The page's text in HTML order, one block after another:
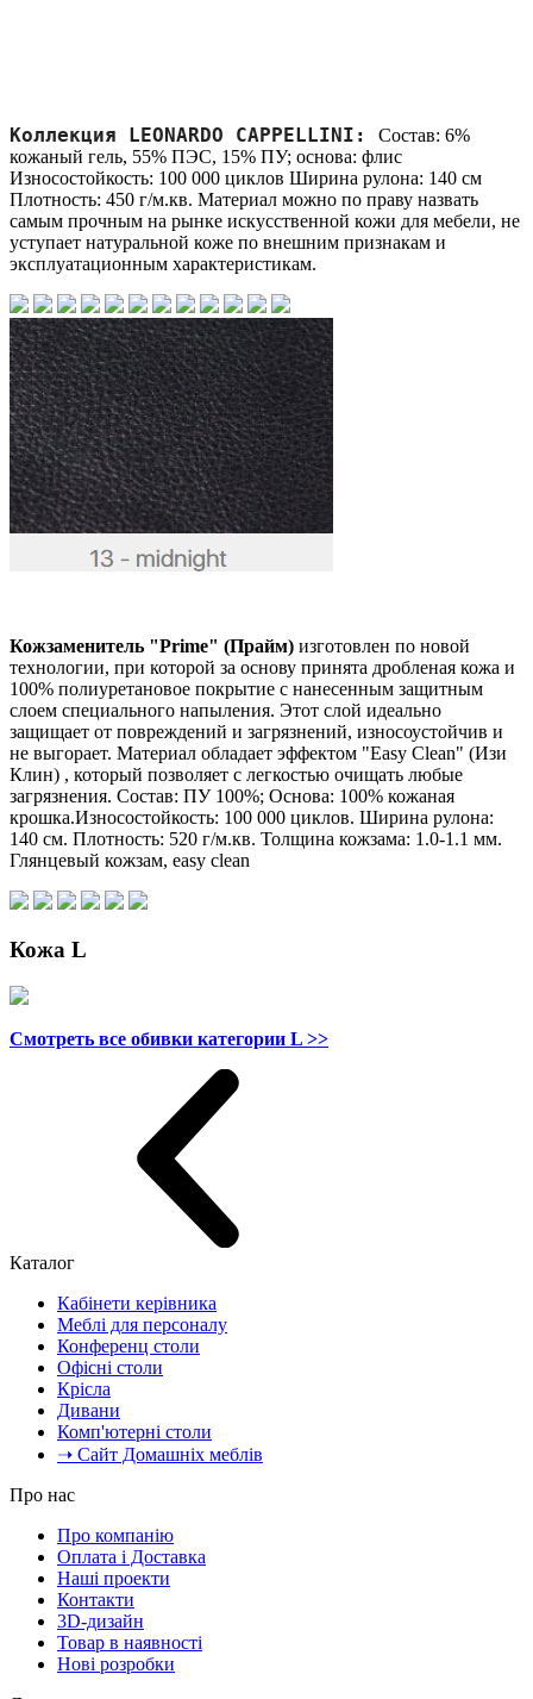
Коллекция LEONARDO CAPPELLINI:
Состав: 6%
кожаный гель, 55% ПЭС, 15% ПУ; основа: флис
Износостойкость: 100 000 циклов Ширина рулона: 140 см
Плотность: 450 г/м.кв. Материал можно по праву назвать
самым прочным на рынке искусственной кожи для мебели, не
уступает натуральной коже по внешним признакам и
эксплуатационным характеристикам.
Кожзаменитель "Prime" (Прайм) изготовлен по новой
технологии, при которой за основу принята дробленая кожа и
100% полиуретановое покрытие с нанесенным защитным
слоем специального напыления. Этот слой идеально
защищает от повреждений и загрязнений, износоустойчив и
не выгорает. Материал обладает эффектом "Easy Clean" (Изи
Клин) , который позволяет с легкостью очищать любые
загрязнения. Состав: ПУ 100%; Основа: 100% кожаная
крошка.Износостойкость: 100 000 циклов. Ширина рулона:
140 см. Плотность: 520 г/м.кв. Толщина кожзама: 1.0-1.1 мм.
Глянцевый кожзам, easy clean
Кожа L
Смотреть все обивки категории L >>
Каталог
Кабінети керівника
Меблі для персоналу
Конференц столи
Офісні столи
Крісла
Дивани
Комп'ютерні столи
➝ Сайт Домашніх меблів
Про нас
Про компанію
Оплата і Доставка
Наші проекти
Контакти
3D-дизайн
Товар в наявності
Нові розробки